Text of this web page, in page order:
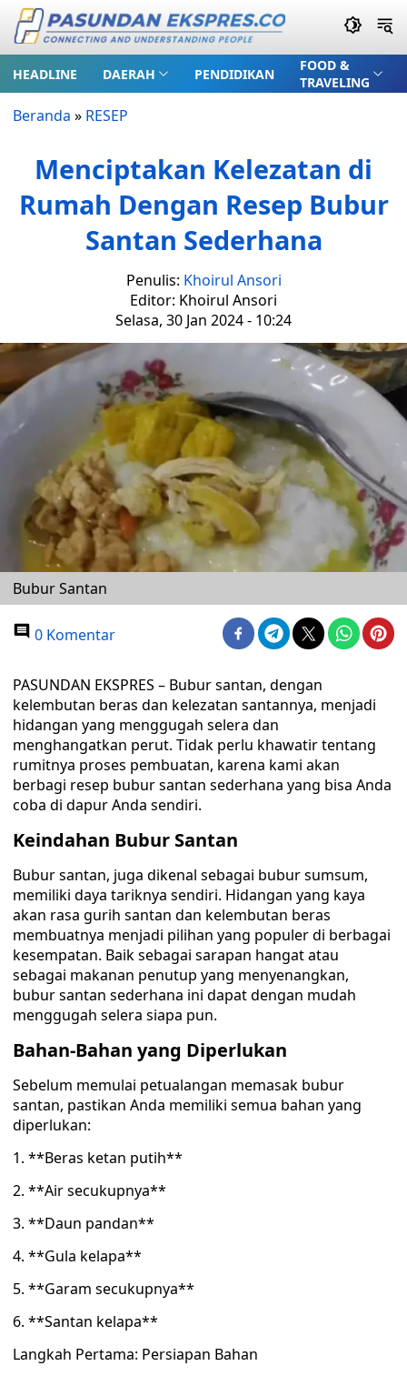
HEADLINE DAERAH PENDIDIKAN
FOOD &
TRAVELING
Beranda » RESEP
Menciptakan Kelezatan di
Rumah Dengan Resep Bubur
Santan Sederhana
Penulis: Khoirul Ansori
Editor: Khoirul Ansori
Selasa, 30 Jan 2024 - 10:24
Bubur Santan
0 Komentar
PASUNDAN EKSPRES – Bubur santan, dengan
kelembutan beras dan kelezatan santannya, menjadi
hidangan yang menggugah selera dan
menghangatkan perut. Tidak perlu khawatir tentang
rumitnya proses pembuatan, karena kami akan
berbagi resep bubur santan sederhana yang bisa Anda
coba di dapur Anda sendiri.
Keindahan Bubur Santan
Bubur santan, juga dikenal sebagai bubur sumsum,
memiliki daya tariknya sendiri. Hidangan yang kaya
akan rasa gurih santan dan kelembutan beras
membuatnya menjadi pilihan yang populer di berbagai
kesempatan. Baik sebagai sarapan hangat atau
sebagai makanan penutup yang menyenangkan,
bubur santan sederhana ini dapat dengan mudah
menggugah selera siapa pun.
Bahan-Bahan yang Diperlukan
Sebelum memulai petualangan memasak bubur
santan, pastikan Anda memiliki semua bahan yang
diperlukan:
1. **Beras ketan putih**
2. **Air secukupnya**
3. **Daun pandan**
4. **Gula kelapa**
5. **Garam secukupnya**
6. **Santan kelapa**
Langkah Pertama: Persiapan Bahan